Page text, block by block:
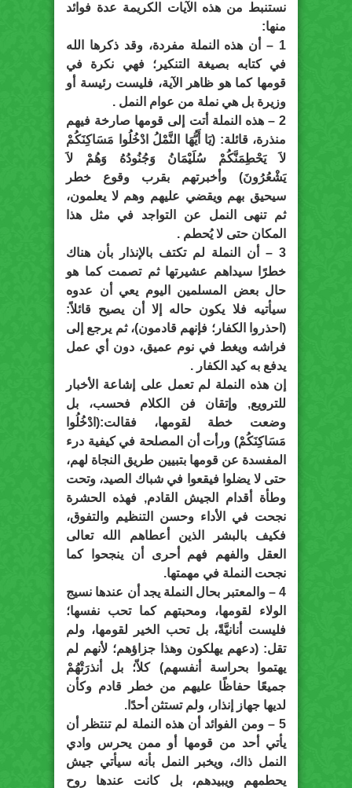
نستنبط من هذه الآيات الكريمة عدة فوائد
منها:
1 – أن هذه النملة مفردة، وقد ذكرها الله
في كتابه بصيغة التنكير؛ فهي نكرة في
قومها كما هو ظاهر الآية، فليست رئيسة أو
وزيرة بل هي نملة من عوام النمل .
2 – هذه النملة أتت إلى قومها صارخة فيهم
منذرة، قائلة: (يَا أَيُّهَا النَّمْلُ ادْخُلُوا مَسَاكِنَكُمْ
لاَ يَحْطِمَنَّكُمْ سُلَيْمَانُ وَجُنُودُهُ وَهُمْ لاَ
يَشْعُرُونَ) وأخبرتهم بقرب وقوع خطر
سيحيق بهم ويقضي عليهم وهم لا يعلمون،
ثم تنهى النمل عن التواجد في مثل هذا
المكان حتى لا يُحطم .
3 – أن النملة لم تكتف بالإنذار بأن هناك
خطرًا سيداهم عشيرتها ثم تصمت كما هو
حال بعض المسلمين اليوم يعي أن عدوه
سيأتيه فلا يكون حاله إلا أن يصيح قائلاً:
(احذروا الكفار؛ فإنهم قادمون)، ثم يرجع إلى
فراشه ويغط في نوم عميق، دون أي عمل
يدفع به كيد الكفار .
إن هذه النملة لم تعمل على إشاعة الأخبار
للترويع, وإتقان فن الكلام فحسب، بل
وضعت خطة لقومها، فقالت:(ادْخُلُوا
مَسَاكِنَكُمْ) ورأت أن المصلحة في كيفية درء
المفسدة عن قومها بتبيين طريق النجاة لهم،
حتى لا يضلوا فيقعوا في شباك الصيد، وتحت
وطأة أقدام الجيش القادم, فهذه الحشرة
نجحت في الأداء وحسن التنظيم والتفوق،
فكيف بالبشر الذين أعطاهم الله تعالى
العقل والفهم فهم أحرى أن ينجحوا كما
نجحت النملة في مهمتها.
4 – والمعتبر بحال النملة يجد أن عندها نسيج
الولاء لقومها، ومحبتهم كما تحب نفسها؛
فليست أنانيَّةً، بل تحب الخير لقومها، ولم
تقل: (دعهم يهلكون وهذا جزاؤهم؛ لأنهم لم
يهتموا بحراسة أنفسهم) كلاّ؛ بل أنذرَتْهُمْ
جميعًا حفاظًا عليهم من خطر قادم وكأن
لديها جهاز إنذار، ولم تستثن أحدًا.
5 – ومن الفوائد أن هذه النملة لم تنتظر أن
يأتي أحد من قومها أو ممن يحرس وادي
النمل ذاك، ويخبر النمل بأنه سيأتي جيش
يحطمهم ويبيدهم، بل كانت عندها روح